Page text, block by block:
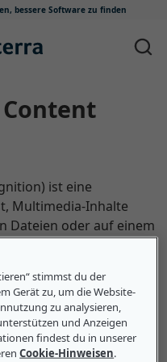
bessere Software zu finden
ist eine
Multimedia-Inhalte
Dateien oder auf einem
verglichen wird, um
Fingerabdrücke
Zu den
gehören Video-
stimmst du der
Gerät zu, um die Website-
zu analysieren,
und Anzeigen
findest du in unserer
Cookie-Hinweisen.